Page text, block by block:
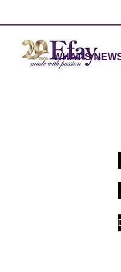
WHAT'S